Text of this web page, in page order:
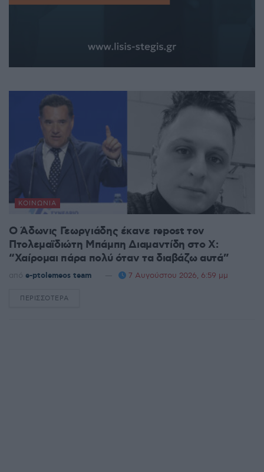
ΚΟΙΝΩΝΊΑ
Ο Άδωνις Γεωργιάδης έκανε repost τον
Πτολεμαϊδιώτη Μπάμπη Διαμαντίδη στο X:
“Χαίρομαι πάρα πολύ όταν τα διαβάζω αυτά”
από e-ptolemeos team 7 Αυγούστου 2026, 6:59 μμ
ΠΕΡΙΣΣΌΤΕΡΑ